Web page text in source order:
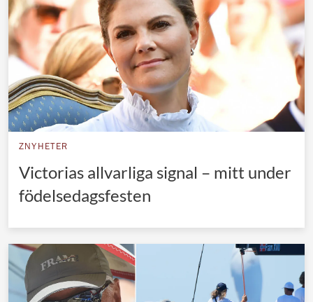
Belgiska kungahuset
Jordanska kungahuset
Luxemburgska storhertighuset
Japanska kejsarhuset
Thailändska kungahuset
Marockanska kungahuset
ZNYHETER
Victorias allvarliga signal – mitt under
födelsedagsfesten